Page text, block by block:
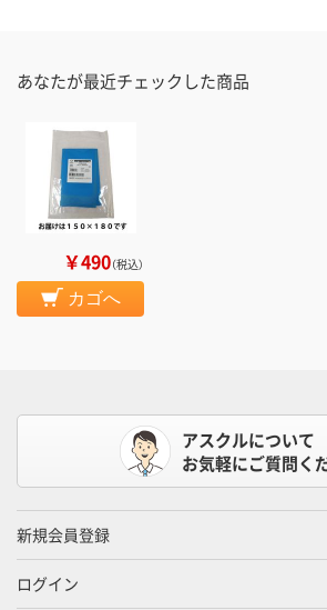
あなたが最近チェックした商品
￥490（税込）
カゴへ
アスクルについて
お気軽にご質問く
新規会員登録
ログイン